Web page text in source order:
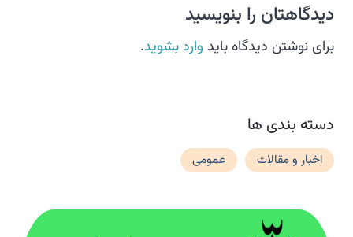
دیدگاهتان را بنویسید
برای نوشتن دیدگاه باید وارد بشوید.
دسته بندی ها
اخبار و مقالات عمومی